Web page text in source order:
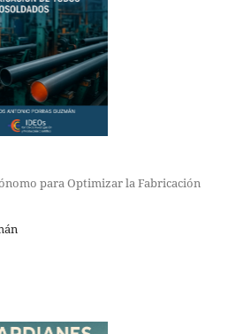
para Optimizar la Fabricación